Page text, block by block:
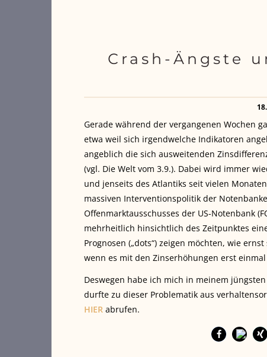
Crash-Ängste
Gerade während der vergangenen Wochen
etwa weil sich irgendwelche Indikatoren
angeblich die sich ausweitenden
(vgl. Die Welt vom 3.9.). Dabei wird immer
und jenseits des Atlantiks seit vielen
massiven Interventionspolitik der
Offenmarktausschusses der US-Notenbank
mehrheitlich hinsichtlich des Zeitpunktes
Prognosen („dots“) zeigen möchten, wie
wenn es mit den Zinserhöhungen erst
Deswegen habe ich mich in meinem
durfte zu dieser Problematik aus
HIER abrufen.